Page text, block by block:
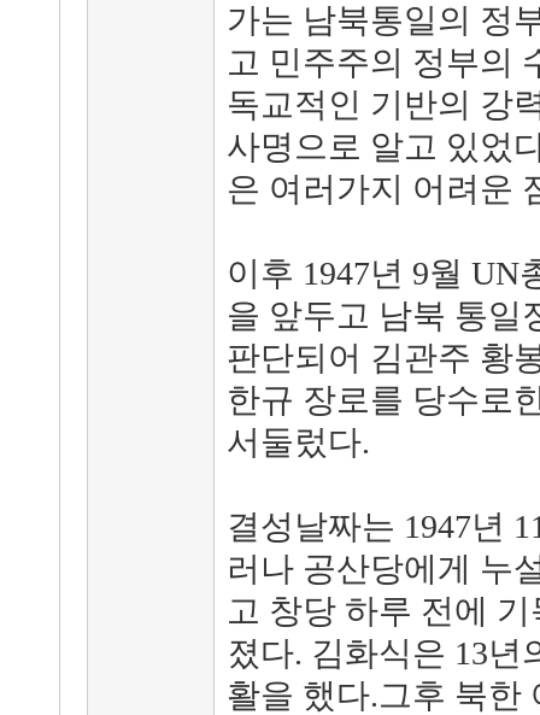
가는 남북통일의 정
고 민주주의 정부의
독교적인 기반의 강
사명으로 알고 있었
은 여러가지 어려운
이후 1947년 9월
을 앞두고 남북 통일
판단되어 김관주 황
한규 장로를 당수로
서둘렀다.
결성날짜는 1947년
러나 공산당에게 누
고 창당 하루 전에
졌다. 김화식은 13년
활을 했다.그후 북한